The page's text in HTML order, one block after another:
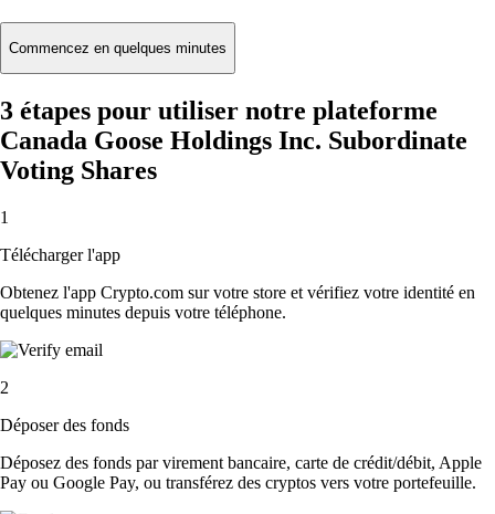
Commencez en quelques minutes
3 étapes pour utiliser notre plateforme
Canada Goose Holdings Inc. Subordinate
Voting Shares
1
Télécharger l'app
Obtenez l'app Crypto.com sur votre store et vérifiez votre identité en
quelques minutes depuis votre téléphone.
2
Déposer des fonds
Déposez des fonds par virement bancaire, carte de crédit/débit, Apple
Pay ou Google Pay, ou transférez des cryptos vers votre portefeuille.